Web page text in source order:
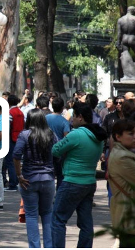
r
S
e
s
i
ó
n